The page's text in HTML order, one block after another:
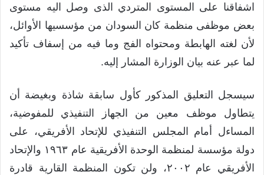
اشفاقنا على المستوى المتردي الذى وصل اليه مستوى
بعض موظفى منظمة كان السودان من مؤسسيها الأوائل،
لأن لغته الهابطة ومحتواه الفج وما فيه من إسفاف تأكيد
لما عبر عنه بيان الوزارة المشار إليه.
سيسجل التعليق المذكور كأول سابقة شاذة وبغيضة أن
يتطاول موظف معين من الجهاز التنفيذي للمفوضية،
المساءل أمام المجلس التنفيذي للإتحاد الأفريقي، على
دولة مؤسسة لمنظمة الوحدة الأفريقية عام ١٩٦٣ والإتحاد
الأفريقي عام ٢٠٠٢، ولن تكون المنظمة القارية قادرة